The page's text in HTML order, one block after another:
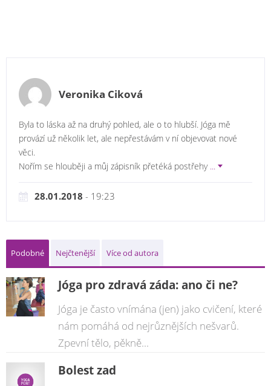
Veronika Ciková
Byla to láska až na druhý pohled, ale o to hlubší. Jóga mě
provází už několik let, ale nepřestávám v ní objevovat nové
věci.
Nořím se hlouběji a můj zápisník přetéká postřehy ...
28.01.2018 - 19:23
Podobné Nejčtenější Více od autora
Jóga pro zdravá záda: ano či ne?
Jóga je často vnímána (jen) jako cvičení, které
nám pomáhá od nejrůznějších nešvarů.
Zpevní tělo, pěkně...
Bolest zad